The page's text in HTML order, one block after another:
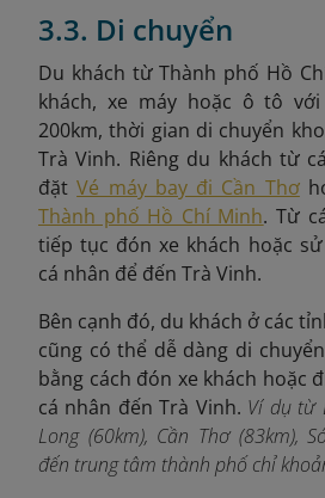
3.3. Di chuyển
Du khách từ Thành phố Hồ
khách, xe máy hoặc ô tô
200km, thời gian di chuyển
Trà Vinh. Riêng du khách từ
đặtVé máy bay đi Cần Thơ
Thành phố Hồ Chí Minh. Từ
tiếp tục đón xe khách hoặc
cá nhân để đến Trà Vinh.
Bên cạnh đó, du khách ở các
cũng có thể dễ dàng di
bằng cách đón xe khách hoặc
cá nhân đến Trà Vinh. Ví dụ từ
Long (60km), Cần Thơ (83km),
đến trung tâm thành phố chỉ